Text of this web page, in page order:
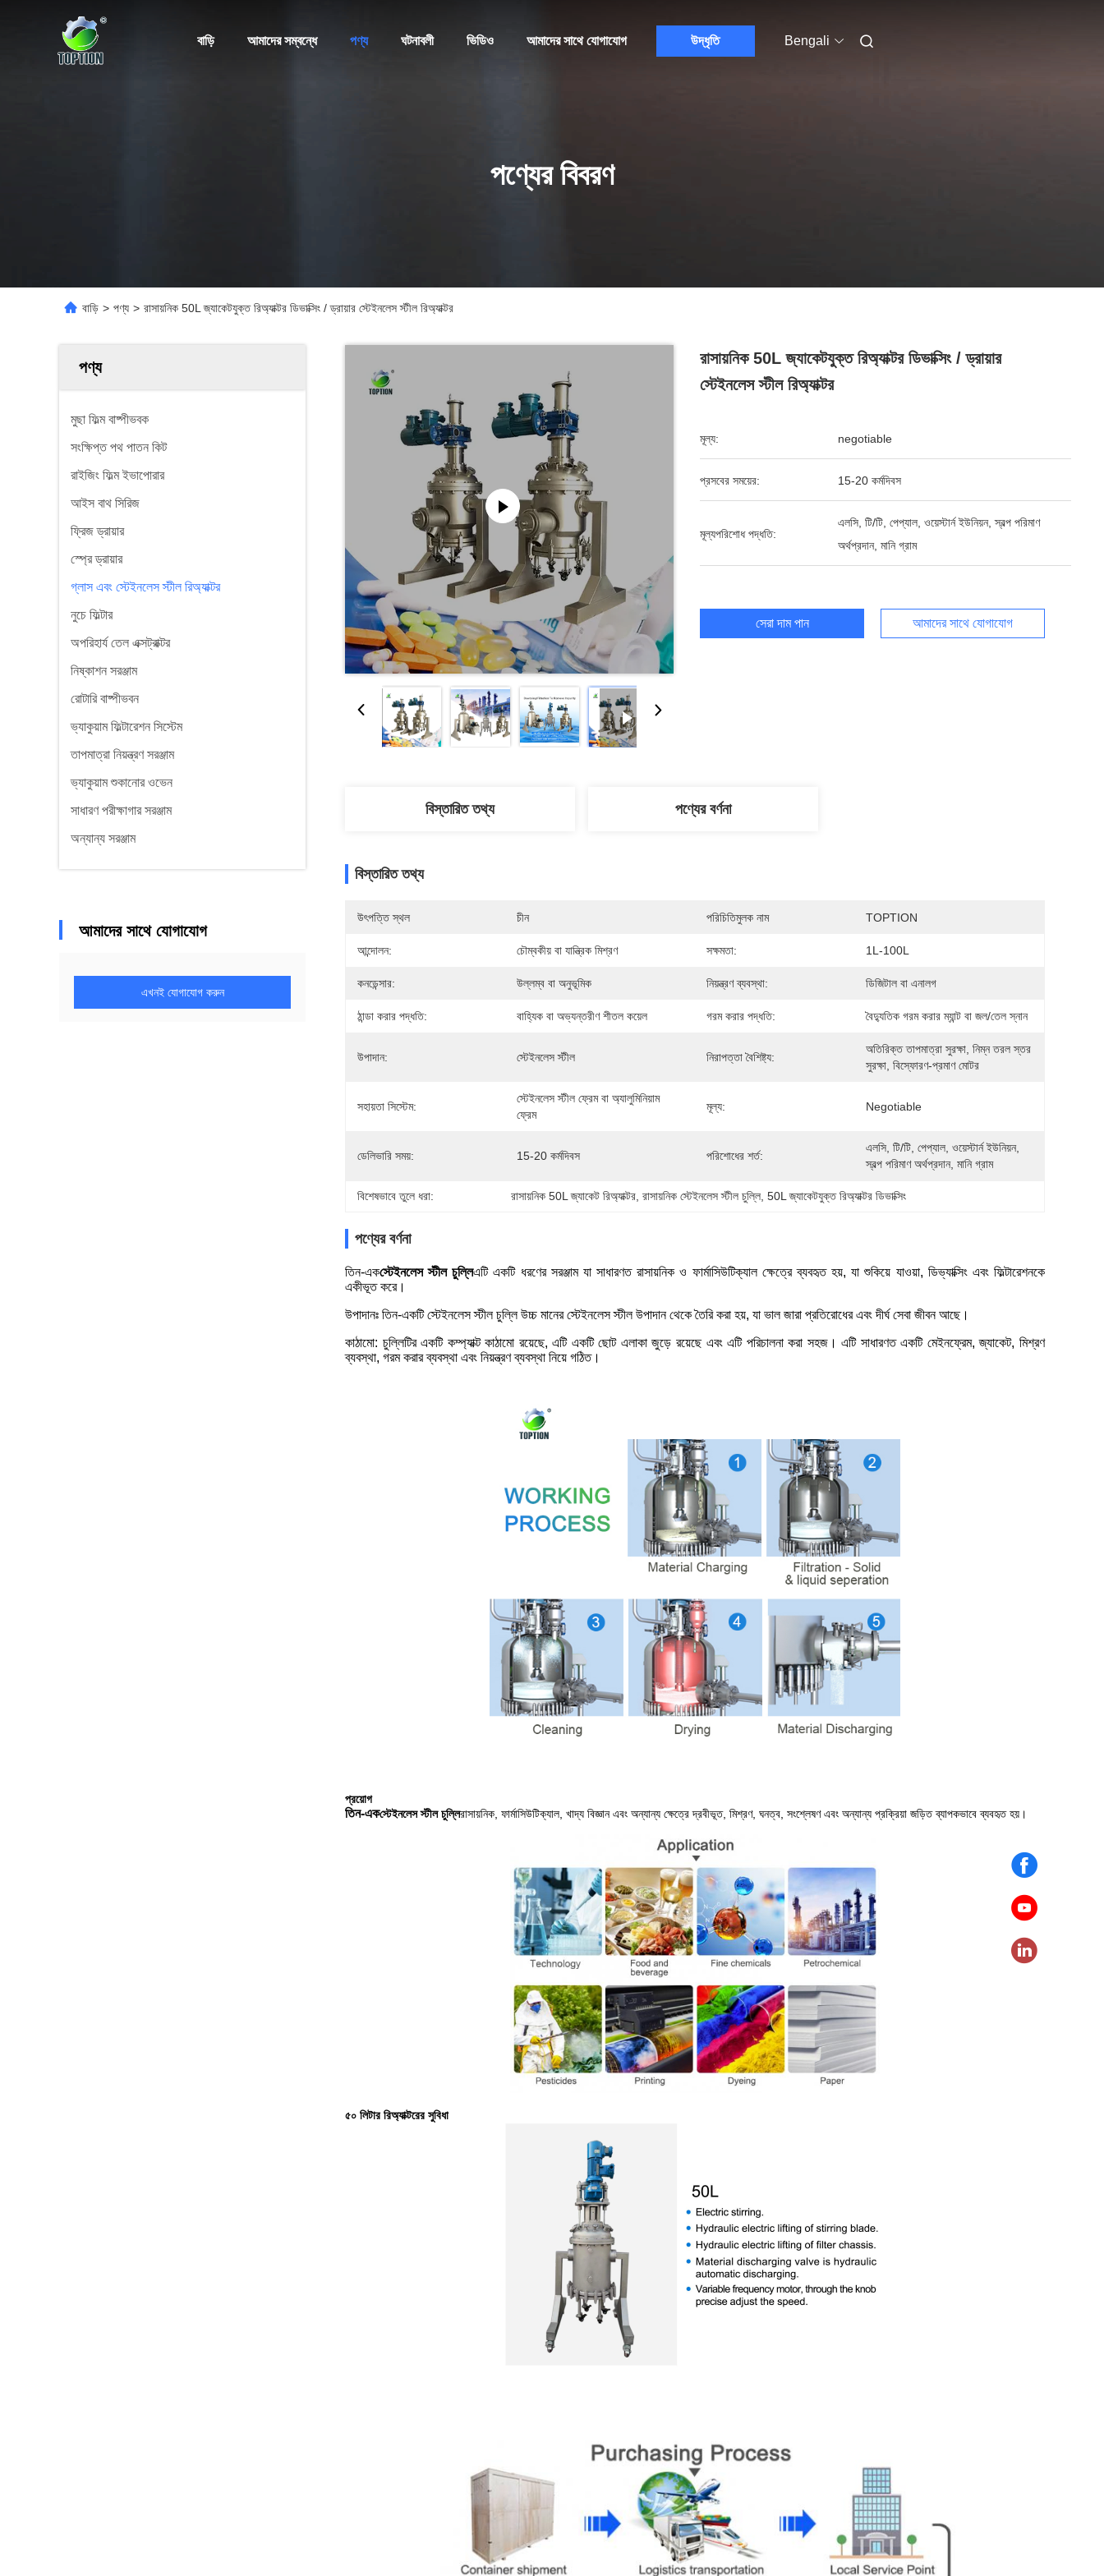
বাড়ি আমাদের সম্বন্ধে পণ্য ঘটনাবলী ভিডিও আমাদের সাথে যোগাযোগ উদ্ধৃতি Bengali
পণ্যের বিবরণ
বাড়ি > পণ্য > রাসায়নিক 50L জ্যাকেটযুক্ত রিঅ্যাক্টর ডিভাক্সিং / ড্রায়ার স্টেইনলেস স্টীল রিঅ্যাক্টর
পণ্য
মুছা ফিল্ম বাষ্পীভবক
সংক্ষিপ্ত পথ পাতন কিট
রাইজিং ফিল্ম ইভাপোরার
আইস বাথ সিরিজ
ফ্রিজ ড্রায়ার
স্প্রে ড্রায়ার
গ্লাস এবং স্টেইনলেস স্টীল রিঅ্যাক্টর
নুচে ফিল্টার
অপরিহার্য তেল এক্সট্রাক্টর
নিষ্কাশন সরঞ্জাম
রোটারি বাষ্পীভবন
ভ্যাকুয়াম ফিল্টারেশন সিস্টেম
তাপমাত্রা নিয়ন্ত্রণ সরঞ্জাম
ভ্যাকুয়াম শুকানোর ওভেন
সাধারণ পরীক্ষাগার সরঞ্জাম
অন্যান্য সরঞ্জাম
আমাদের সাথে যোগাযোগ
এখনই যোগাযোগ করুন
রাসায়নিক 50L জ্যাকেটযুক্ত রিঅ্যাক্টর ডিভাক্সিং / ড্রায়ার
স্টেইনলেস স্টীল রিঅ্যাক্টর
মূল্য: negotiable
প্রসবের সময়ের: 15-20 কর্মদিবস
মূল্যপরিশোধ পদ্ধতি:
এলসি, টি/টি, পেপ্যাল, ওয়েস্টার্ন ইউনিয়ন, স্বল্প পরিমাণ
অর্থপ্রদান, মানি গ্রাম
সেরা দাম পান আমাদের সাথে যোগাযোগ
বিস্তারিত তথ্য পণ্যের বর্ণনা
বিস্তারিত তথ্য
উৎপত্তি স্থল চীন পরিচিতিমুলক নাম TOPTION
আন্দোলন: চৌম্বকীয় বা যান্ত্রিক মিশ্রণ সক্ষমতা: 1L-100L
কনডেন্সার: উল্লম্ব বা অনুভূমিক নিয়ন্ত্রণ ব্যবস্থা: ডিজিটাল বা এনালগ
ঠান্ডা করার পদ্ধতি: বাহ্যিক বা অভ্যন্তরীণ শীতল কয়েল গরম করার পদ্ধতি: বৈদ্যুতিক গরম করার ম্যান্ট বা জল/তেল স্নান
উপাদান: স্টেইনলেস স্টীল নিরাপত্তা বৈশিষ্ট্য:
অতিরিক্ত তাপমাত্রা সুরক্ষা, নিম্ন তরল স্তর
সুরক্ষা, বিস্ফোরণ-প্রমাণ মোটর
সহায়তা সিস্টেম:
স্টেইনলেস স্টীল ফ্রেম বা অ্যালুমিনিয়াম
ফ্রেম
মূল্য: Negotiable
ডেলিভারি সময়: 15-20 কর্মদিবস পরিশোধের শর্ত:
এলসি, টি/টি, পেপ্যাল, ওয়েস্টার্ন ইউনিয়ন,
স্বল্প পরিমাণ অর্থপ্রদান, মানি গ্রাম
বিশেষভাবে তুলে ধরা: রাসায়নিক 50L জ্যাকেট রিঅ্যাক্টর , রাসায়নিক স্টেইনলেস স্টীল চুল্লি , 50L জ্যাকেটযুক্ত রিঅ্যাক্টর ডিভাক্সিং
পণ্যের বর্ণনা
তিন-একস্টেইনলেস স্টীল চুল্লিএটি একটি ধরণের সরঞ্জাম যা সাধারণত রাসায়নিক ও ফার্মাসিউটিক্যাল ক্ষেত্রে ব্যবহৃত হয়, যা শুকিয়ে যাওয়া, ডিভ্যাক্সিং এবং ফিল্টারেশনকে
একীভূত করে।
উপাদানঃ তিন-একটি স্টেইনলেস স্টীল চুল্লি উচ্চ মানের স্টেইনলেস স্টীল উপাদান থেকে তৈরি করা হয়, যা ভাল জারা প্রতিরোধের এবং দীর্ঘ সেবা জীবন আছে।
কাঠামো: চুল্লিটির একটি কম্প্যাক্ট কাঠামো রয়েছে, এটি একটি ছোট এলাকা জুড়ে রয়েছে এবং এটি পরিচালনা করা সহজ। এটি সাধারণত একটি মেইনফ্রেম, জ্যাকেট, মিশ্রণ
ব্যবস্থা, গরম করার ব্যবস্থা এবং নিয়ন্ত্রণ ব্যবস্থা নিয়ে গঠিত।
প্রয়োগ
তিন-একস্টেইনলেস স্টীল চুল্লিরাসায়নিক, ফার্মাসিউটিক্যাল, খাদ্য বিজ্ঞান এবং অন্যান্য ক্ষেত্রে দ্রবীভূত, মিশ্রণ, ঘনত্ব, সংশ্লেষণ এবং অন্যান্য প্রক্রিয়া জড়িত ব্যাপকভাবে ব্যবহৃত হয়।
৫০ লিটার রিঅ্যাক্টরের সুবিধা